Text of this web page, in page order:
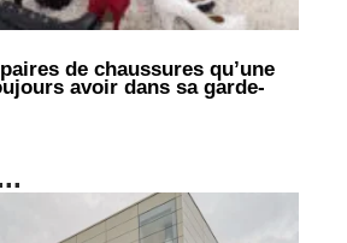
de chaussures qu’une
avoir dans sa garde-